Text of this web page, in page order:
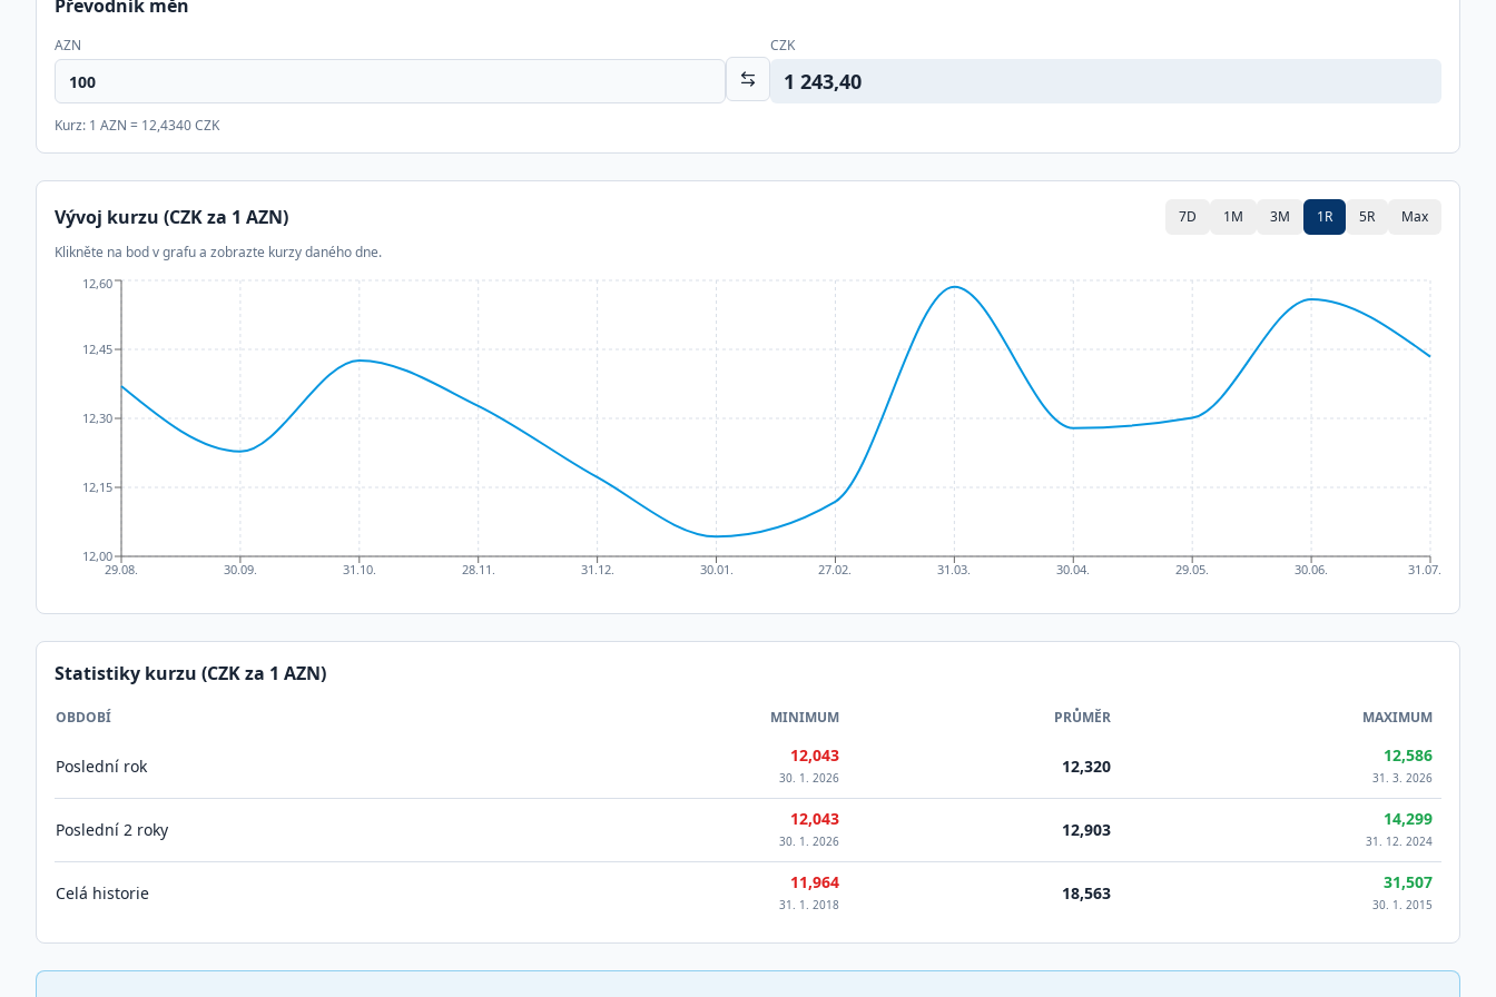
Převodník měn
AZN CZK
1 243,40
Kurz: 1 AZN = 12,4340CZK
Vývoj kurzu (CZK za 1 AZN) 7D 1M 3M 1R 5R
Max
Klikněte na bod v grafu a zobrazte kurzy daného dne.
29.08. 30.09. 31.10. 28.11. 31.12. 30.01. 27.02. 31.03. 30.04. 29.05. 30.06. 31.07.
12,00
12,15
12,30
12,45
12,60
Statistiky kurzu (CZK za 1 AZN)
OBDOBÍ MINIMUM PRŮMĚR MAXIMUM
Poslední rok
12,043
30. 1. 2026
12,320
12,586
31. 3. 2026
Poslední 2 roky
12,043
30. 1. 2026
12,903
14,299
31. 12. 2024
Celá historie
11,964
31. 1. 2018
18,563
31,507
30. 1. 2015